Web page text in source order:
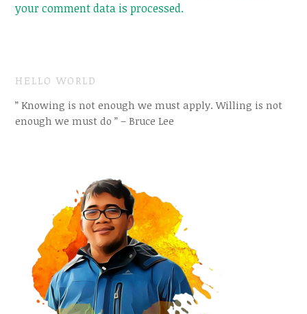
your comment data is processed.
HELLO WORLD
” Knowing is not enough we must apply. Willing is not
enough we must do ” – Bruce Lee